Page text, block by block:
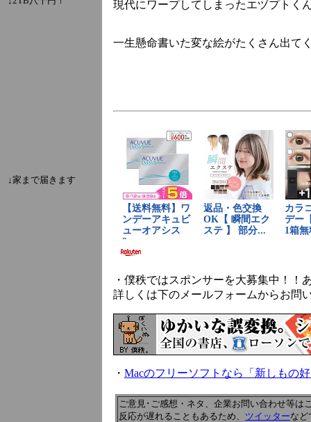
↓家まで届きます
現代にワープしてしまったエヅプトく
一生懸命書いた変な絵がたくさん出て
・僕秩ではスポンサーを大募集中！！
詳しくは下のメールフォームからお問
・ Macのフリーソフトなら「新しもの
ご意見･ご感想・ネタ、企業お問い合わせ等は
反応が遅れることもあるため、 ツイッターなど